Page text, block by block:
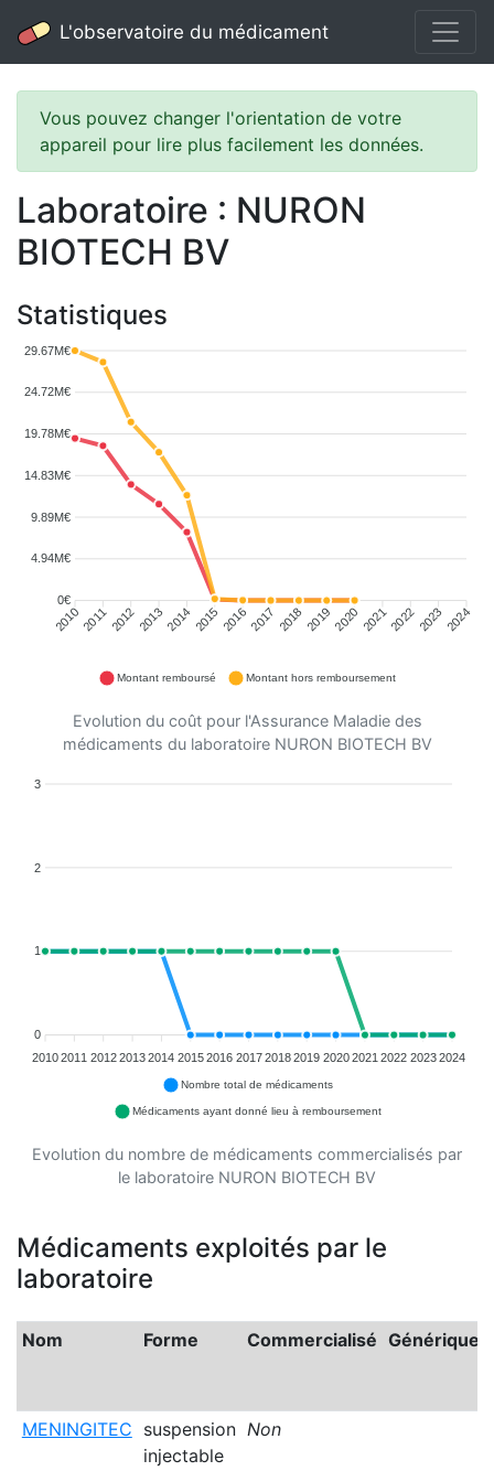
L'observatoire du médicament
Vous pouvez changer l'orientation de votre
appareil pour lire plus facilement les données.
Laboratoire : NURON
BIOTECH BV
Statistiques
29.67M€
24.72M€
19.78M€
14.83M€
9.89M€
4.94M€
0€
201020112012201320142015 20162017 2018 20192020 202120222023 2024
Montant remboursé Montant hors remboursement
Evolution du coût pour l'Assurance Maladie des
médicaments du laboratoire NURON BIOTECH BV
3
2
1
0
20102011 20122013 2014 20152016 2017 20182019 2020 2021 2022 20232024
Nombre total de médicaments
Médicaments ayant donné lieu à remboursement
Evolution du nombre de médicaments commercialisés par
le laboratoire NURON BIOTECH BV
Médicaments exploités par le
laboratoire
Nom Forme Commercialisé Générique
MENINGITEC suspension
injectable
Non